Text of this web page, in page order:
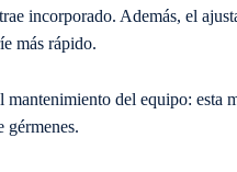
incorporado. Además, el
más rápido.
del equipo: esta
gérmenes.